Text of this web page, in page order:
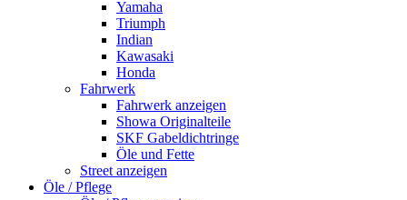
Yamaha
Triumph
Indian
Kawasaki
Honda
Fahrwerk
Fahrwerk anzeigen
Showa Originalteile
SKF Gabeldichtringe
Öle und Fette
Street anzeigen
Öle / Pflege